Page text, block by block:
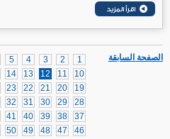
1
2
3
4
5
10
11
12
13
14
19
20
21
22
23
28
29
30
31
32
37
38
39
40
41
46
47
48
49
50
الصفحة السابقة